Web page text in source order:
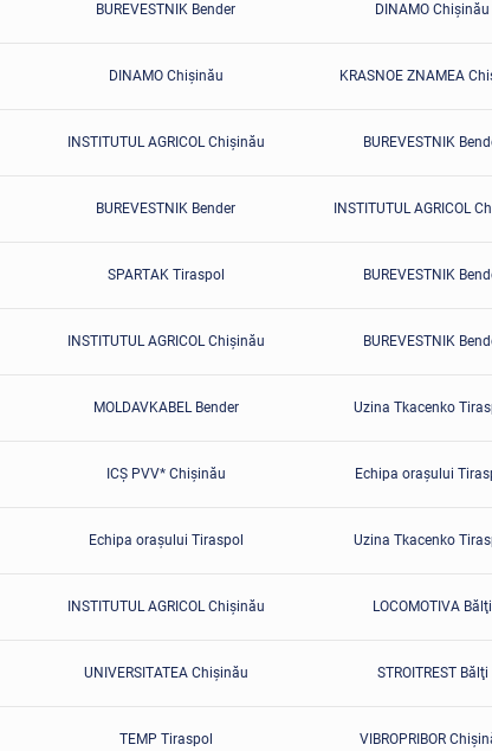
BUREVESTNIK Bender DINAMO Chişinău
DINAMO Chişinău KRASNOE ZNAMEA
INSTITUTUL AGRICOL Chişinău BUREVESTNIK
BUREVESTNIK Bender INSTITUTUL AGRICOL
SPARTAK Tiraspol BUREVESTNIK
INSTITUTUL AGRICOL Chişinău BUREVESTNIK
MOLDAVKABEL Bender Uzina Tkacenko
ICŞ PVV* Chişinău Echipa oraşului
Echipa oraşului Tiraspol Uzina Tkacenko
INSTITUTUL AGRICOL Chişinău LOCOMOTIVA Bălţi
UNIVERSITATEA Chişinău STROITREST Bălţi
TEMP Tiraspol VIBROPRIBOR